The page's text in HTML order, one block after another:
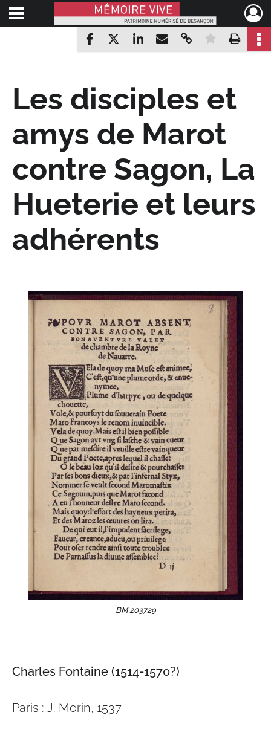
Mémoire Vive patrimoine numérisé de Besançon
Ouvrir le menu déroulant
Mettre
Copier le lien
Partager par mail
Partager sur LinkedIn
Partager sur X
Partager sur Facebook
Les disciples et
amys de Marot
contre Sagon, La
Hueterie et leurs
adhérents
BM 203729
Charles Fontaine (1514-1570?)
Paris : J. Morin, 1537